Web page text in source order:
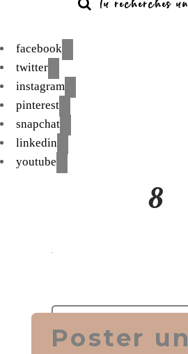
facebook
twitter
instagram
pinterest
snapchat
linkedin
youtube
8
Poster un